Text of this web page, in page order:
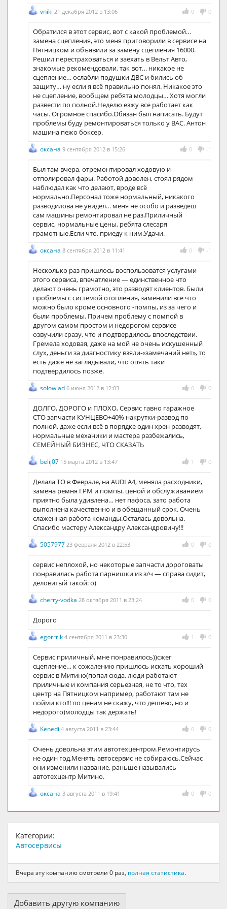
0 0
vniki 21 декабря 2012 в 13:06
Обратился в этот сервис, вот с какой проблемой…
замена сцепления, это меня приговорили в сервисе на
Пятницком и объявили за замену сцепления 16000.
Решил перестраховаться и заехать в Вельт Авто,
знакомые рекомендовали. так вот… никакое не
сцепление… ослабли подушки ДВС и бились об
защиту… ну если я всё правильно понял. Никакое это
не сцепление, вообщем ребята молодцы… Хотя могли
развести по полной.Неделю езжу всё работает как
часы. Огромное спасибо.Обязан был написать. Будут
проблемы буду ремонтироваться только у ВАС. Антон
машина пежо боксер.
0 -1
оксана 9 сентября 2012 в 15:26
Был там вчера, отремонтировал ходовую и
отполировал фары. Работой доволен, стоял рядом
наблюдал как что делают, вроде всё
нормально.Персонал тоже нормальный, никакого
разводилова не увидел… меня не особо и разведёш
сам машины ремонтировал не раз.Приличный
сервис, нормальные цены, ребята слесаря
грамотные.Если что, приеду к ним.Удачи.
0 -1
оксана 8 сентября 2012 в 11:41
Несколько раз пришлось воспользоватся услугами
этого сервиса, впечатление — единственное что
делают очень грамотно, это разводят клиентов. Были
проблемы с системой отопления, заменили все что
можно было кроме основного -помпы, из за чего и
были проблемы. Причем проблему с помпой в
другом самом простом и недорогом сервисе
озвучили сразу, что и подтвердилось впоследствии.
Гремела ходовая, даже на мой не очень искушенный
слух, деньги за диагностику взяли-«замечаний нет», то
есть даже не заглядывали, что опять таки
подтвердилось позже.
0 0
solowlad 6 июня 2012 в 12:03
ДОЛГО, ДОРОГО и ПЛОХО, Сервис гавно гаражное
СТО запчасти КУНЦЕВО+40% накрутки-развод по
полной, даже если всё в порядке один хрен разводят,
нормальные механики и мастера разбежались,
СЕМЕЙНЫЙ БИЗНЕС, ЧТО СКАЗАТЬ
1 0
belij07 15 марта 2012 в 13:47
Делала ТО в Феврале, на АUDI A4, меняла расходники,
замена ремня ГРМ и помпы. ценой и обслуживанием
приятно была удивлена… нет пафоса, зато работа
выполнена качественно и в обещанный срок. Очень
слаженная работа команды.Осталась довольна.
Спасибо мастеру Александру Александровичу!!!
0 0
5057977 23 февраля 2012 в 22:53
сервис неплохой, но некоторые запчасти дороговаты
понравилась работа парнишки из з/ч — справа сидит,
деловитый такой: о)
0 0
cherry-vodka 28 октября 2011 в 23:24
Дорого
1 0
egorrrik 4 сентября 2011 в 23:30
Сервис приличный, мне понравилось))сжег
сцепление… к сожалению пришлось искать хороший
сервис в Митино(попал сюда, люди работают
приличные и компания серьезная, не то что, тех
центр на Пятницком например, работают там не
пойми кто!!! по ценам не скажу, что дешево, но и
недорого)молодцы так держать!
0 0
Kenedi 4 августа 2011 в 23:44
Очень довольна этим автотехцентром.Ремонтирусь
не один год.Менять автосервис не собираюсь.Сейчас
они изменили название, раньше назывались
автотехцентр Митино.
0 0
оксана 3 августа 2011 в 19:41
Категории:
Автосервисы
Вчера эту компанию смотрели 0 раз, полная статистика.
Добавить другую компанию